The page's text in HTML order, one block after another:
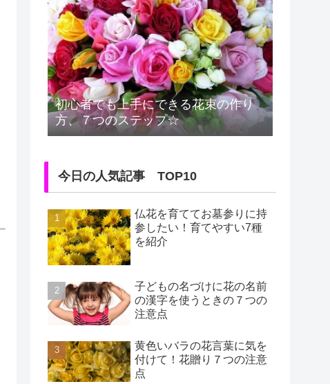
初心者でも上手にできる花束の作り
方、７つのステップ☆
今日の人気記事 TOP10
仏花を育ててお墓参りに持
参したい！育てやすい7種
を紹介
子どもの名づけに花の名前
の漢字を使うときの７つの
注意点
黄色いバラの花言葉に気を
付けて！花贈り７つの注意
点